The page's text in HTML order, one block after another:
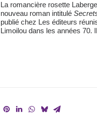
La romancière rosette
nouveau roman intitulé
publié chez Les éditeurs
Limoilou dans les années 70.